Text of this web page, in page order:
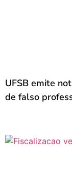
UFSB emite
de falso